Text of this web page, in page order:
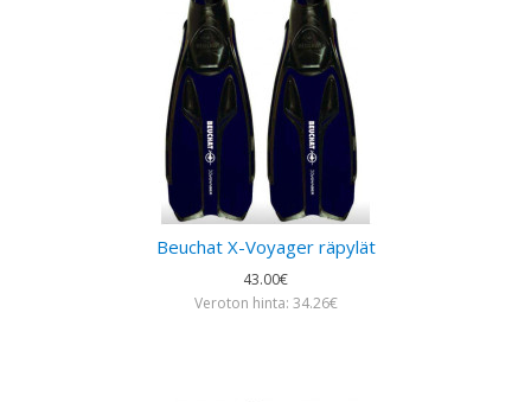
Beuchat X-Voyager räpylät
43.00€
Veroton hinta: 34.26€